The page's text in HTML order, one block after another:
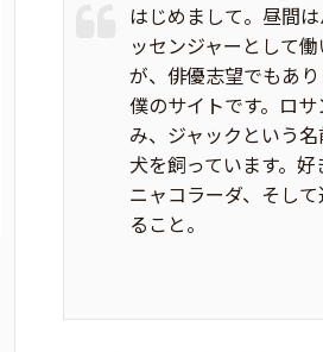
はじめまして。昼間
ッセンジャーとして
が、俳優志望でもあ
僕のサイトです。ロ
み、ジャックという
犬を飼っています。
ニャコラーダ、そし
ること。